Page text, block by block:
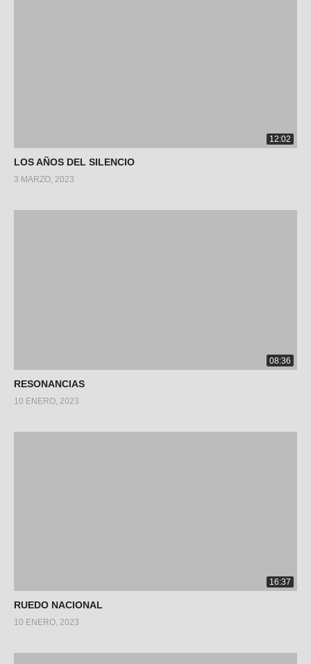
12:02
LOS AÑOS DEL SILENCIO
3 MARZO, 2023
08:36
RESONANCIAS
10 ENERO, 2023
16:37
RUEDO NACIONAL
10 ENERO, 2023